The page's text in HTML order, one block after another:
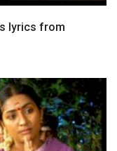
lyrics from